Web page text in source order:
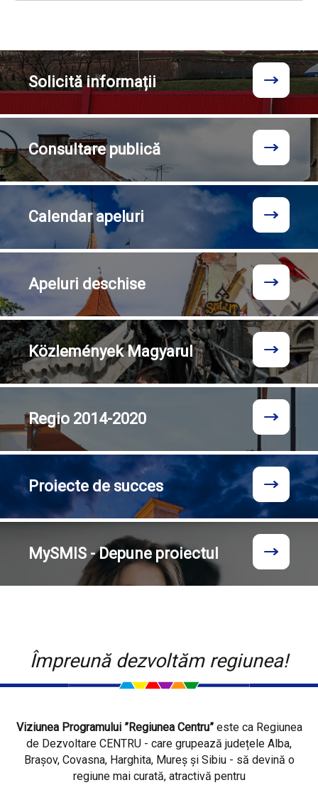
Solicităinformații
Consultarepublică
Calendarapeluri
Apeluri deschise
KözleményekMagyarul
Regio 2014-2020
Proiecte de succes
MySMIS - Depune proiectul
Împreună dezvoltăm regiunea!
Viziunea Programului ”Regiunea Centru”este ca Regiunea
de Dezvoltare CENTRU - care grupează județele Alba,
Brașov, Covasna, Harghita, Mureș și Sibiu - să devină o
regiune mai curată, atractivă pentru